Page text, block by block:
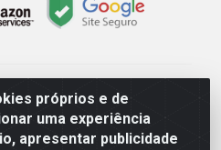
próprios e de
uma experiência
apresentar publicidade
Alimentos LTDA - Rodovia
00 LT 16 - Bairro Jardim
- CEP 75.045-190 - CNPJ